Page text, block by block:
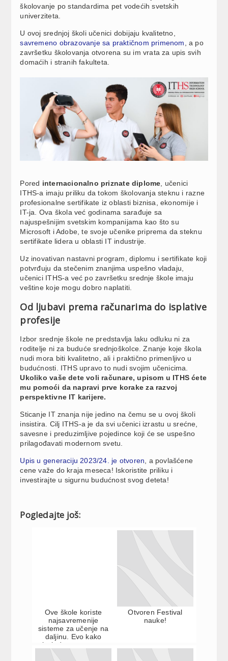
školovanje po standardima pet vodećih svetskih
univerziteta.
U ovoj srednjoj školi učenici dobijaju kvalitetno,
savremeno obrazovanje sa praktičnom primenom
, a po
završetku školovanja otvorena su im vrata za upis svih
domaćih i stranih fakulteta.
Pored internacionalno priznate diplome , učenici
ITHS-a imaju priliku da tokom školovanja steknu i razne
profesionalne sertifikate iz oblasti biznisa, ekonomije i
IT-ja. Ova škola već godinama sarađuje sa
najuspešnijim svetskim kompanijama kao što su
Microsoft i Adobe, te svoje učenike priprema da steknu
sertifikate lidera u oblasti IT industrije.
Uz inovativan nastavni program, diplomu i sertifikate koji
potvrđuju da stečenim znanjima uspešno vladaju,
učenici ITHS-a već po završetku srednje škole imaju
veštine koje mogu dobro naplatiti.
Od ljubavi prema računarima do isplative
profesije
Izbor srednje škole ne predstavlja laku odluku ni za
roditelje ni za buduće srednjoškolce. Znanje koje škola
nudi mora biti kvalitetno, ali i praktično primenljivo u
budućnosti. ITHS upravo to nudi svojim učenicima.
Ukoliko vaše dete voli računare, upisom u ITHS ćete
mu pomoći da napravi prve korake za razvoj
perspektivne IT karijere.
Sticanje IT znanja nije jedino na čemu se u ovoj školi
insistira. Cilj ITHS-a je da svi učenici izrastu u srećne,
savesne i preduzimljive pojedince koji će se uspešno
prilagođavati modernom svetu.
Upis u generaciju 2023/24. je otvoren , a povlašćene
cene važe do kraja meseca! Iskoristite priliku i
investirajte u sigurnu budućnost svog deteta!
Pogledajte još:
Ove škole koriste
najsavremenije
sisteme za učenje na
daljinu. Evo kako
izgleda nastava na
njima u v...
Otvoren Festival
nauke!